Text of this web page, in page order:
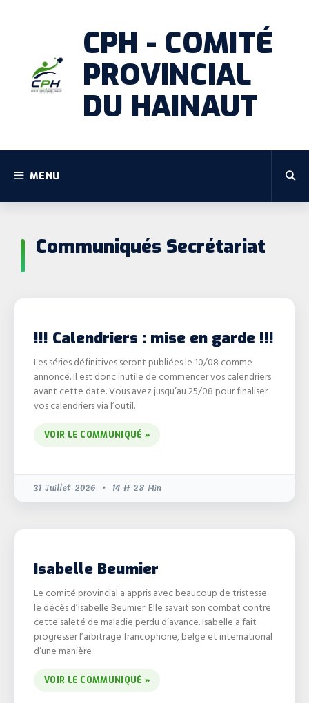
CPH - COMITÉ
PROVINCIAL
DU HAINAUT
MENU
Communiqués Secrétariat
!!! Calendriers : mise en garde !!!
Les séries définitives seront publiées le 10/08 comme
annoncé. Il est donc inutile de commencer vos calendriers
avant cette date. Vous avez jusqu’au 25/08 pour finaliser
vos calendriers via l’outil.
VOIR LE COMMUNIQUÉ »
31 Juillet 2026 14 H 28 Min
Isabelle Beumier
Le comité provincial a appris avec beaucoup de tristesse
le décès d’Isabelle Beumier. Elle savait son combat contre
cette saleté de maladie perdu d’avance. Isabelle a fait
progresser l’arbitrage francophone, belge et international
d’une manière
VOIR LE COMMUNIQUÉ »